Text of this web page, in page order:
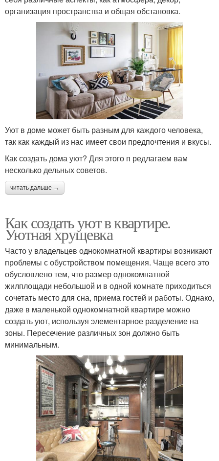
организация пространства и общая обстановка.
Уют в доме может быть разным для каждого человека,
так как каждый из нас имеет свои предпочтения и вкусы.
Как создать дома уют? Для этого п редлагаем вам
несколько дельных советов.
читать дальше →
Как создать уют в квартире.
Уютная хрущевка
Часто у владельцев однокомнатной квартиры возникают
проблемы с обустройством помещения. Чаще всего это
обусловлено тем, что размер однокомнатной
жилплощади небольшой и в одной комнате приходиться
сочетать место для сна, приема гостей и работы. Однако,
даже в маленькой однокомнатной квартире можно
создать уют, используя элементарное разделение на
зоны. Пересечение различных зон должно быть
минимальным.